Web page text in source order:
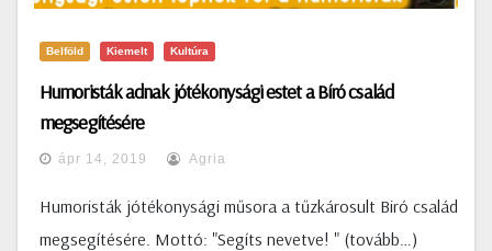
Belföld Kiemelt Kultúra
Humoristák adnak jótékonysági estet a Bíró család
megsegítésére
ápr 14, 2019 Agria
Humoristák jótékonysági műsora a tűzkárosult Biró család
megsegítésére. Mottó: "Segíts nevetve! " (tovább…)